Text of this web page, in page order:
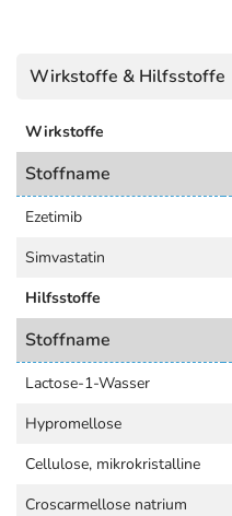
Wirkstoffe & Hilfsstoffe
Wirkstoffe
Stoffname
Ezetimib
Simvastatin
Hilfsstoffe
Stoffname
Lactose-1-Wasser
Hypromellose
Cellulose, mikrokristalline
Croscarmellose natrium